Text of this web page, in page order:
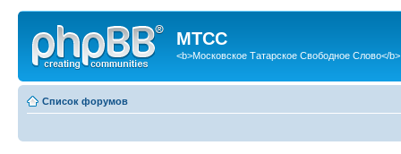
МТСС
<b>Московское Татарское Свободное Слово</b>
Список форумов